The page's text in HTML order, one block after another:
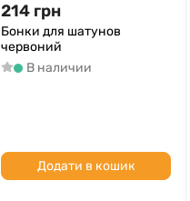
214 грн
Бонки для шатунов
червоний
В наличии
Додати в кошик